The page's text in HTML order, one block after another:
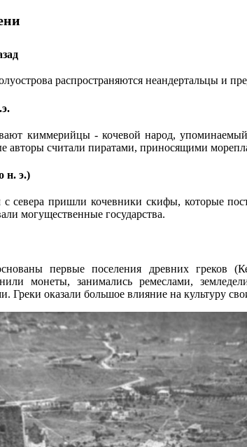
распространяются неандертальцы и
киммерийцы - кочевой народ,
авторы считали пиратами, приносящими
н. э.)
севера пришли кочевники скифы, которые
могущественные государства.
первые поселения древних греков
монеты, занимались ремеслами,
Греки оказали большое влияние на культуру